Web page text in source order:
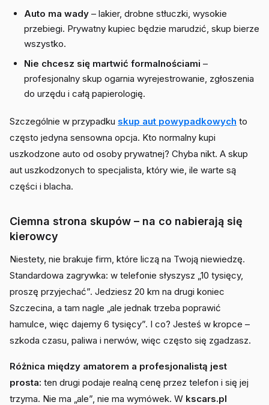
Auto ma wady – lakier, drobne stłuczki, wysokie
przebiegi. Prywatny kupiec będzie marudzić, skup bierze
wszystko.
Nie chcesz się martwić formalnościami –
profesjonalny skup ogarnia wyrejestrowanie, zgłoszenia
do urzędu i całą papierologię.
Szczególnie w przypadku skup aut powypadkowych to
często jedyna sensowna opcja. Kto normalny kupi
uszkodzone auto od osoby prywatnej? Chyba nikt. A skup
aut uszkodzonych to specjalista, który wie, ile warte są
części i blacha.
Ciemna strona skupów – na co nabierają się
kierowcy
Niestety, nie brakuje firm, które liczą na Twoją niewiedzę.
Standardowa zagrywka: w telefonie słyszysz „10 tysięcy,
proszę przyjechać”. Jedziesz 20 km na drugi koniec
Szczecina, a tam nagle „ale jednak trzeba poprawić
hamulce, więc dajemy 6 tysięcy”. I co? Jesteś w kropce –
szkoda czasu, paliwa i nerwów, więc często się zgadzasz.
Różnica między amatorem a profesjonalistą jest
prosta: ten drugi podaje realną cenę przez telefon i się jej
trzyma. Nie ma „ale”, nie ma wymówek. W kscars.pl